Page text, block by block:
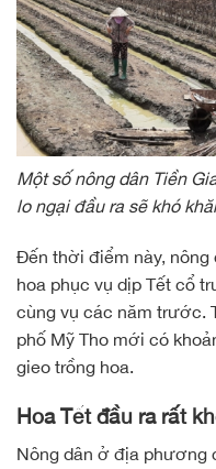
Một số nông dân Tiền
lo ngại đầu ra sẽ khó
Đến thời điểm này, nông
hoa phục vụ dịp Tết cổ
cùng vụ các năm trước.
phố Mỹ Tho mới có
gieo trồng hoa.
Hoa Tết đầu ra rất
Nông dân ở địa phương